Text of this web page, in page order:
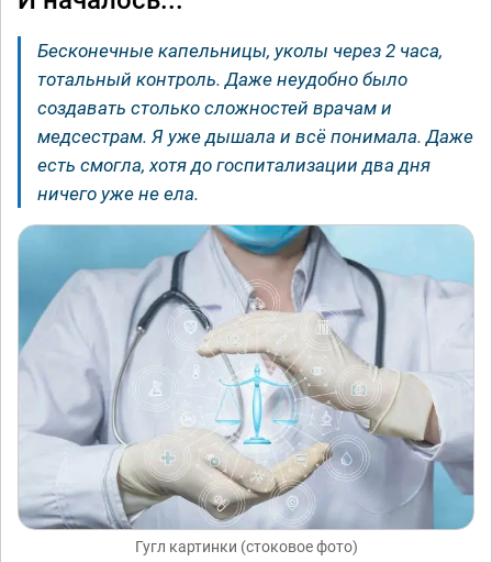
Бесконечные капельницы, уколы через 2 часа,
тотальный контроль. Даже неудобно было
создавать столько сложностей врачам и
медсестрам. Я уже дышала и всё понимала. Даже
есть смогла, хотя до госпитализации два дня
ничего уже не ела.
Гугл картинки (стоковое фото)